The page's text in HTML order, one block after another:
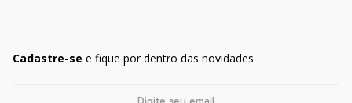
Cadastre-se e fique por dentro das novidades